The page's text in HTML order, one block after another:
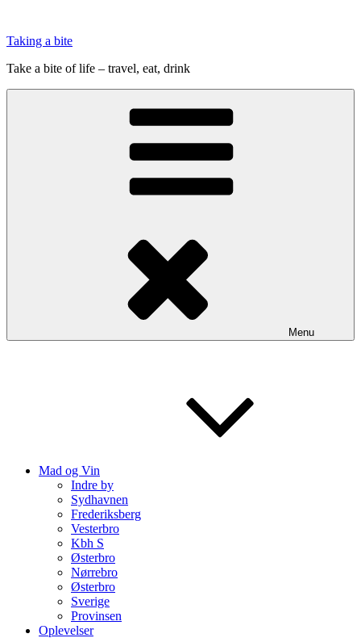
indhold
Taking a bite
Take a bite of life – travel, eat, drink
Menu
Mad og Vin
Indre by
Sydhavnen
Frederiksberg
Vesterbro
Kbh S
Østerbro
Nørrebro
Østerbro
Sverige
Provinsen
Oplevelser